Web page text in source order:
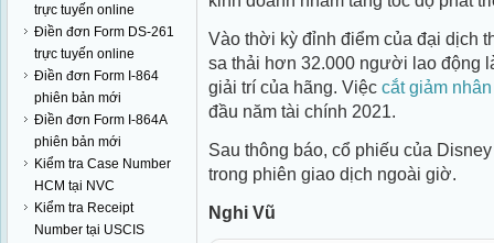
trực tuyến online
Điền đơn Form DS-261
trực tuyến online
Điền đơn Form I-864
phiên bản mới
Điền đơn Form I-864A
phiên bản mới
Kiểm tra Case Number
HCM tại NVC
Kiểm tra Receipt
Number tại USCIS
Vào thời kỳ đỉnh điểm của đại dịch
sa thải hơn 32.000 người lao động
giải trí của hãng. Việc cắt giảm
đầu năm tài chính 2021.
Sau thông báo, cổ phiếu của
trong phiên giao dịch ngoài giờ.
Nghi Vũ